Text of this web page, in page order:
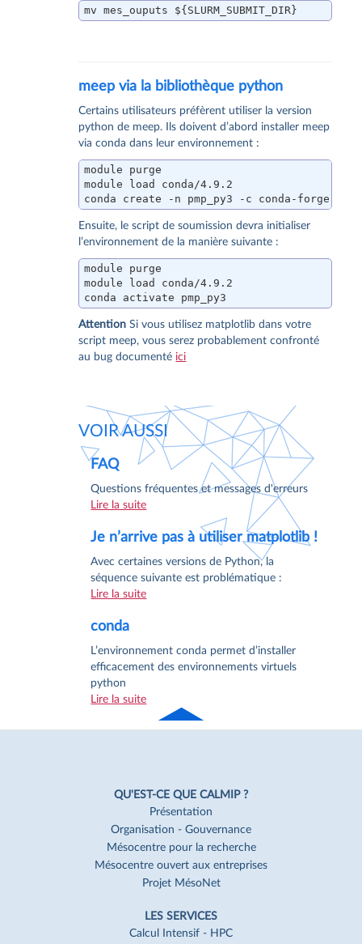
mv mes_ouputs ${SLURM_SUBMIT_DIR}
meep via la bibliothèque python
Certains utilisateurs préfèrent utiliser la version
python de meep. Ils doivent d’abord installer meep
via conda dans leur environnement :
module purge
module load conda/4.9.2
conda create -n pmp_py3 -c conda-forge
Ensuite, le script de soumission devra initialiser
l’environnement de la manière suivante :
module purge
module load conda/4.9.2
conda activate pmp_py3
Attention Si vous utilisez matplotlib dans votre
script meep, vous serez probablement confronté
au bug documenté ici
VOIR AUSSI
FAQ
Questions fréquentes et messages d'erreurs
Lire la suite
Je n’arrive pas à utiliser matplotlib !
Avec certaines versions de Python, la
séquence suivante est problématique :
Lire la suite
conda
L’environnement conda permet d’installer
efficacement des environnements virtuels
python
Lire la suite
de page
QU'EST-CE QUE CALMIP ?
Présentation
Organisation - Gouvernance
Mésocentre pour la recherche
Mésocentre ouvert aux entreprises
Projet MésoNet
LES SERVICES
Calcul Intensif - HPC